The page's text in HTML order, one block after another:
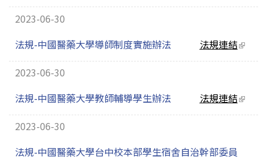
2023-06-30
法規-中國醫藥大學導師制度實施辦法
法規連結
2023-06-30
法規-中國醫藥大學教師輔導學生辦法
法規連結
2023-06-30
法規-中國醫藥大學台中校本部學生宿舍自治幹部委員